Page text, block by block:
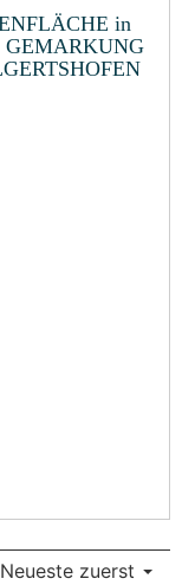
in
GEMARKUNG
Neueste zuerst